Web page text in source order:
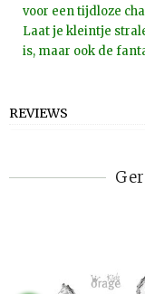
voor een tijdloze
Laat je kleintje
is, maar ook de
REVIEWS